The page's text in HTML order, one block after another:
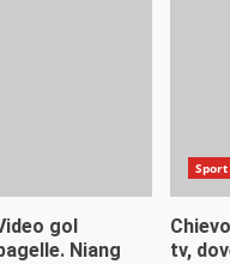
gol
Niang
Sport
tv,